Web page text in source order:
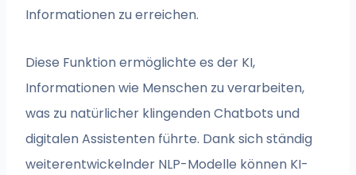
Informationen zu erreichen.
Diese Funktion ermöglichte es der KI,
Informationen wie Menschen zu verarbeiten,
was zu natürlicher klingenden Chatbots und
digitalen Assistenten führte. Dank sich ständig
weiterentwickelnder NLP-Modelle können KI-